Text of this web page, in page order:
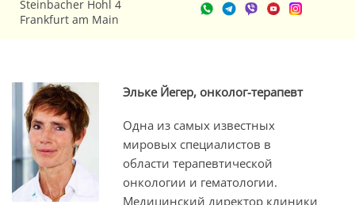
Steinbacher Hohl 4
Frankfurt am Main
Эльке Йегер, онколог-терапевт
Одна из самых известных
мировых специалистов в
области терапевтической
онкологии и гематологии.
Медицинский директор клиники